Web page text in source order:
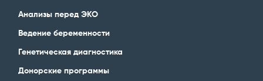
Анализы перед ЭКО
Ведение беременности
Генетическая диагностика
Донорские программы